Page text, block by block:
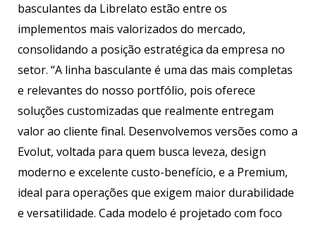
basculantes da Librelato estão entre os
implementos mais valorizados do mercado,
consolidando a posição estratégica da empresa no
setor. “A linha basculante é uma das mais completas
e relevantes do nosso portfólio, pois oferece
soluções customizadas que realmente entregam
valor ao cliente final. Desenvolvemos versões como a
Evolut, voltada para quem busca leveza, design
moderno e excelente custo-benefício, e a Premium,
ideal para operações que exigem maior durabilidade
e versatilidade. Cada modelo é projetado com foco